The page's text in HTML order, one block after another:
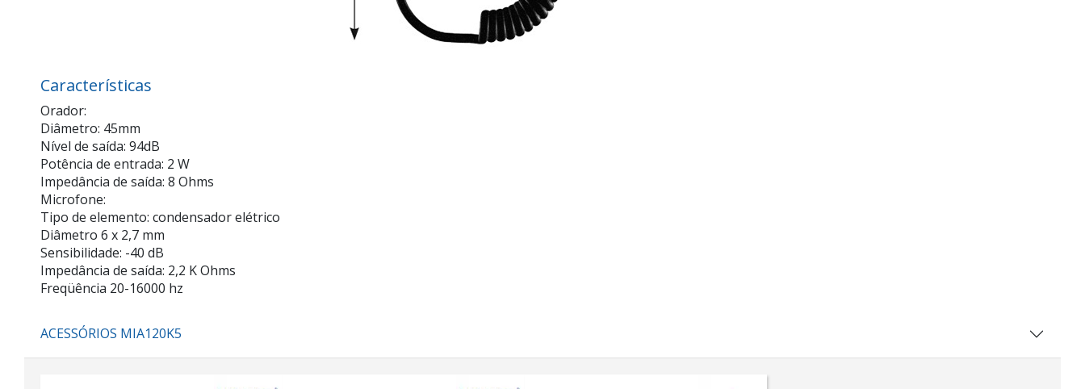
Características
Orador:
Diâmetro: 45mm
Nível de saída: 94dB
Potência de entrada: 2 W
Impedância de saída: 8 Ohms
Microfone:
Tipo de elemento: condensador elétrico
Diâmetro 6 x 2,7 mm
Sensibilidade: -40 dB
Impedância de saída: 2,2 K Ohms
Freqüência 20-16000 hz
ACESSÓRIOS MIA120K5